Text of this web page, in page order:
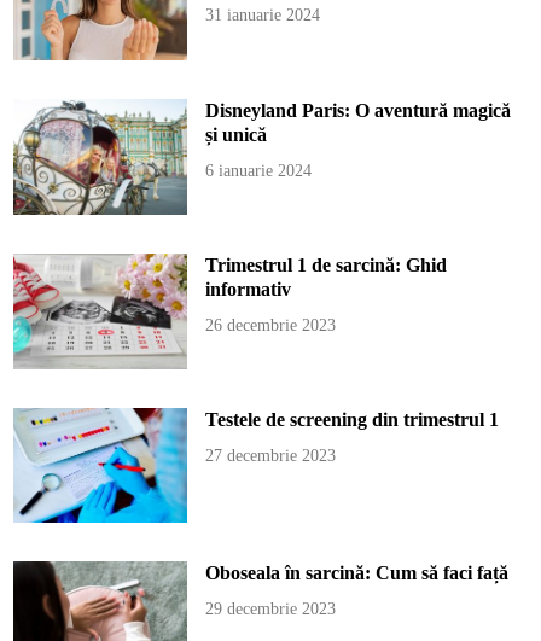
31 ianuarie 2024
Disneyland Paris: O aventură magică
și unică
6 ianuarie 2024
Trimestrul 1 de sarcină: Ghid
informativ
26 decembrie 2023
Testele de screening din trimestrul 1
27 decembrie 2023
Oboseala în sarcină: Cum să faci față
29 decembrie 2023